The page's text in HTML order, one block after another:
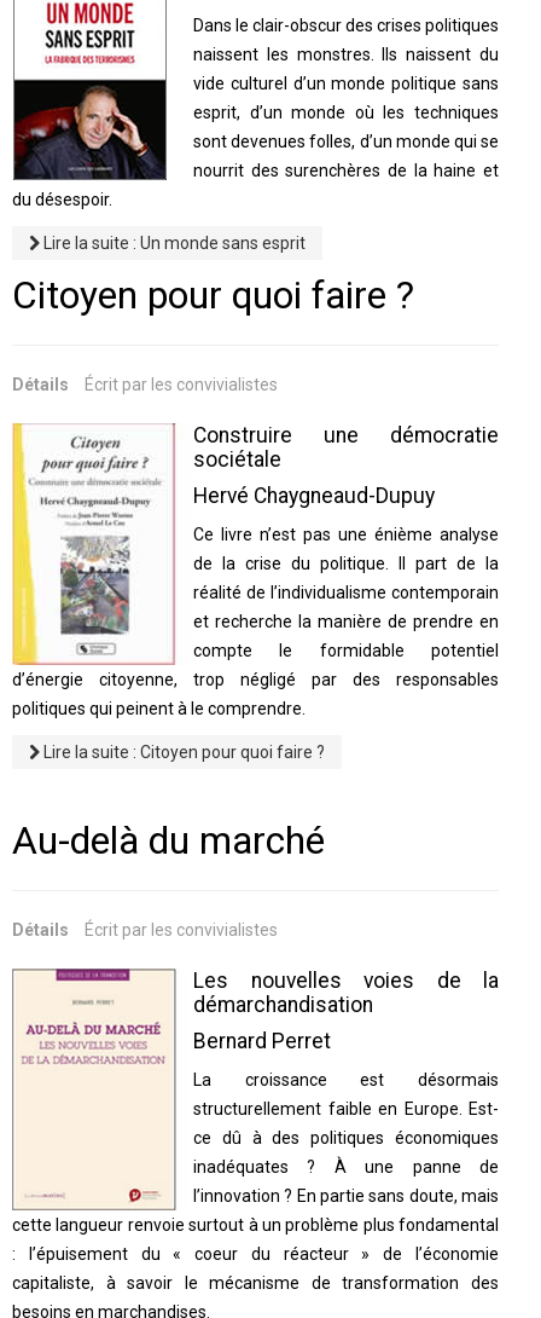
Dans le clair-obscur des crises politiques
naissent les monstres. Ils naissent du
vide culturel d’un monde politique sans
esprit, d’un monde où les techniques
sont devenues folles, d’un monde qui se
nourrit des surenchères de la haine et
du désespoir.
Lire la suite : Un monde sans esprit
Citoyen pour quoi faire ?
Détails Écrit par les convivialistes
Construire une démocratie
sociétale
Hervé Chaygneaud-Dupuy
Ce livre n’est pas une énième analyse
de la crise du politique. Il part de la
réalité de l’individualisme contemporain
et recherche la manière de prendre en
compte le formidable potentiel
d’énergie citoyenne, trop négligé par des responsables
politiques qui peinent à le comprendre.
Lire la suite : Citoyen pour quoi faire ?
Au-delà du marché
Détails Écrit par les convivialistes
Les nouvelles voies de la
démarchandisation
Bernard Perret
La croissance est désormais
structurellement faible en Europe. Est-
ce dû à des politiques économiques
inadéquates ? À une panne de
l’innovation ? En partie sans doute, mais
cette langueur renvoie surtout à un problème plus fondamental
: l’épuisement du « coeur du réacteur » de l’économie
capitaliste, à savoir le mécanisme de transformation des
besoins en marchandises.